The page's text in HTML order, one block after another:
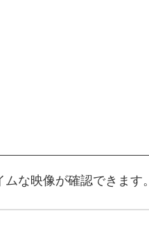
な映像が確認できます。